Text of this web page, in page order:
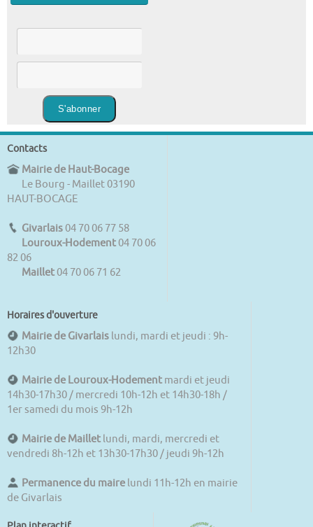
Contacts
Mairie de Haut-Bocage
Le Bourg - Maillet 03190
HAUT-BOCAGE
Givarlais 04 70 06 77 58
Louroux-Hodement 04 70 06
82 06
Maillet 04 70 06 71 62
Horaires d'ouverture
Mairie de Givarlais lundi, mardi et jeudi : 9h-
12h30
Mairie de Louroux-Hodement mardi et jeudi
14h30-17h30 / mercredi 10h-12h et 14h30-18h /
1er samedi du mois 9h-12h
Mairie de Maillet lundi, mardi, mercredi et
vendredi 8h-12h et 13h30-17h30 / jeudi 9h-12h
Permanence du maire lundi 11h-12h en mairie
de Givarlais